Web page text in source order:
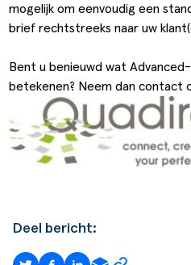
mogelijk om eenvoudig een
brief rechtstreeks naar uw
Bent u benieuwd wat
betekenen? Neem dancontact
Deel bericht: